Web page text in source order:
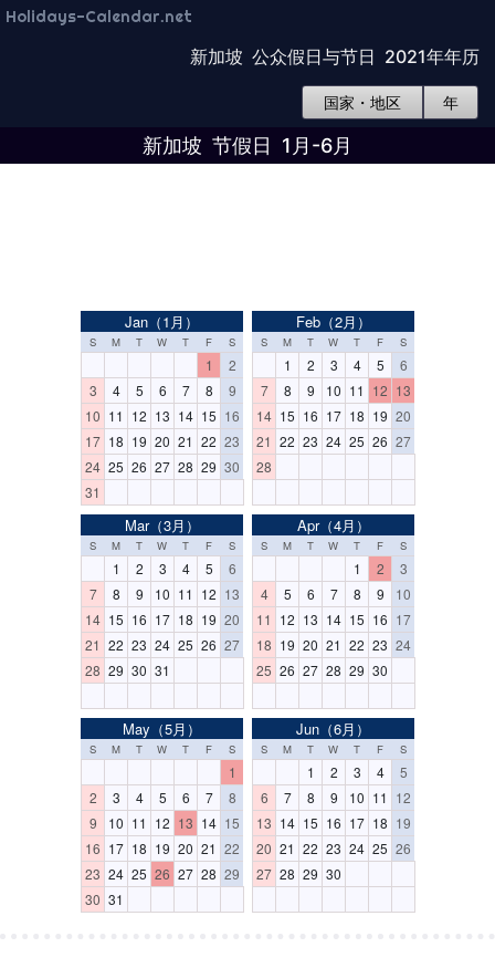
Holidays-Calendar.net
新加坡 公众假日与节日 2021年年历
国家・地区 年
新加坡 节假日 1月-6月
Jan（1月）
S M T W T F S
1
2
3
4 5 6 7 8
9
10 11 12 13 14 15 16
17 18 19 20 21 22 23
24 25 26 27 28 29 30
31
Feb（2月）
S M T W T F S
1 2 3 4 5
6
7
8 9 10 11 12 13
14 15 16 17 18 19 20
21 22 23 24 25 26 27
28
Mar（3月）
S M T W T F S
1 2 3 4 5
6
7
8 9 10 11 12 13
14 15 16 17 18 19 20
21 22 23 24 25 26 27
28 29 30 31
Apr（4月）
S M T W T F S
1 2
3
4
5 6 7 8 9
10
11 12 13 14 15 16 17
18 19 20 21 22 23 24
25 26 27 28 29 30
May（5月）
S M T W T F S
1
2
3 4 5 6 7
8
9
10 11 12 13 14 15
16 17 18 19 20 21 22
23 24 25 26 27 28 29
30 31
Jun（6月）
S M T W T F S
1 2 3 4
5
6
7 8 9 10 11 12
13 14 15 16 17 18 19
20 21 22 23 24 25 26
27 28 29 30